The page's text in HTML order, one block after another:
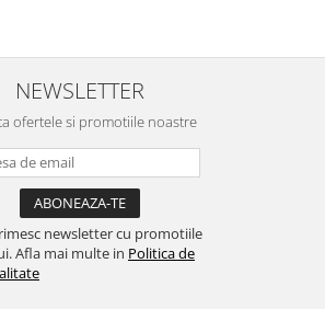
NEWSLETTER
ofertele si promotiile noastre
newsletter cu promotiile
Afla mai multe in Politica de